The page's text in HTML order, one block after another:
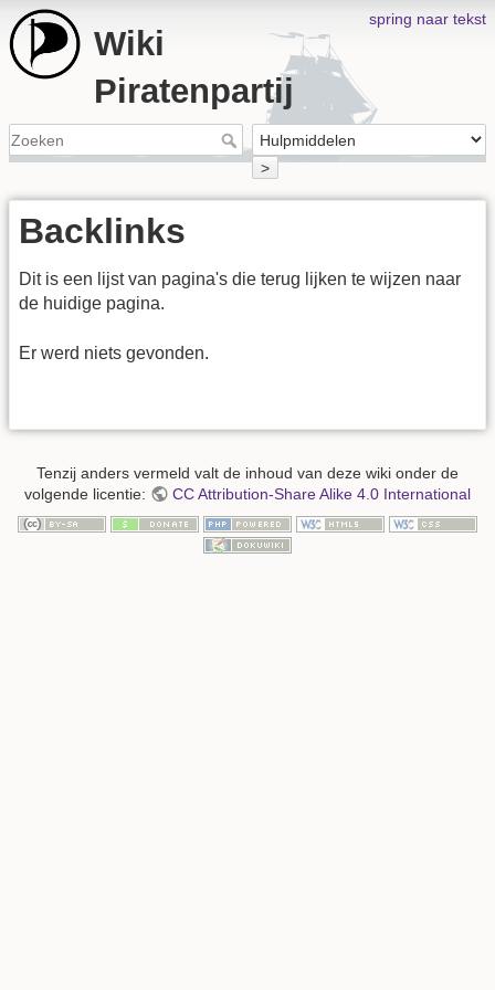
spring naar tekst
Wiki
Piratenpartij
>
Backlinks
Dit is een lijst van pagina's die terug lijken te wijzen naar
de huidige pagina.
Er werd niets gevonden.
Tenzij anders vermeld valt de inhoud van deze wiki onder de
volgende licentie:
CC Attribution-Share Alike 4.0 International